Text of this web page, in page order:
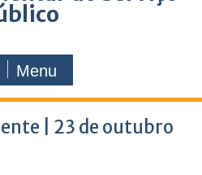
Menu
| 23 de outubro